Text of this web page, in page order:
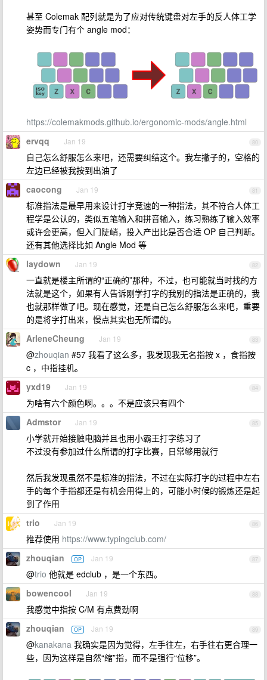
甚至 Colemak 配列就是为了应对传统键盘对左手的反人体工学
姿势而专门有个 angle mod：
https://colemakmods.github.io/ergonomic-mods/angle.html
80
ervqq Jan 19
自己怎么舒服怎么来吧，还需要纠结这个。我左撇子的，空格的
左边已经被我按到出油了
81
caocong Jan 19
标准指法是最早用来设计打字竞速的一种指法，其不符合人体工
程学是公认的，类似五笔输入和拼音输入，练习熟练了输入效率
或许会更高，但入门陡峭，投入产出比是否合适 OP 自己判断。
还有其他选择比如 Angle Mod 等
82
laydown Jan 19
一直就是楼主所谓的“正确的”那种，不过，也可能就当时找的方
法就是这个，如果有人告诉刚学打字的我别的指法是正确的，我
也就那样做了吧。现在感觉，还是自己怎么舒服怎么来吧，重要
的是将字打出来，慢点其实也无所谓的。
83
ArleneCheung Jan 19
@zhouqian #57 我看了这么多，我发现我无名指按 x ，食指按
c ，中指挂机。
84
yxd19 Jan 19
为啥有六个颜色啊。。。不是应该只有四个
85
Admstor Jan 19
小学就开始接触电脑并且也用小霸王打字练习了
不过没有参加过什么所谓的打字比赛，日常够用就行
然后我发现虽然不是标准的指法，不过在实际打字的过程中左右
手的每个手指都还是有机会用得上的，可能小时候的锻炼还是起
到了作用
86
trio Jan 19
推荐使用 https://www.typingclub.com/
87
zhouqian OP Jan 19
@trio 他就是 edclub ，是一个东西。
88
bowencool Jan 19
我感觉中指按 C/M 有点费劲啊
89
zhouqian OP Jan 19
@kanakana 我确实是因为觉得，左手往左，右手往右更合理一
些，因为这样是自然“缩”指，而不是强行“位移”。